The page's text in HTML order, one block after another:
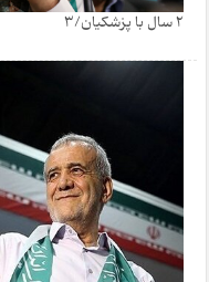
2 سال با پزشکیان/3